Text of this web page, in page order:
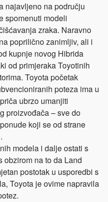
najavljeno na području
spomenuti modeli
zraka. Naravno
poprilično zanimljiv, ali i
kupnje novog Hibrida
od primjeraka Toyotinih
Toyota početak
poteza ima u
ubrzo umanjiti
proizvođača – sve do
koji se od strane
modela i dalje ostati s
obzirom na to da Land
postotak u usporedbi s
Toyota je ovime napravila